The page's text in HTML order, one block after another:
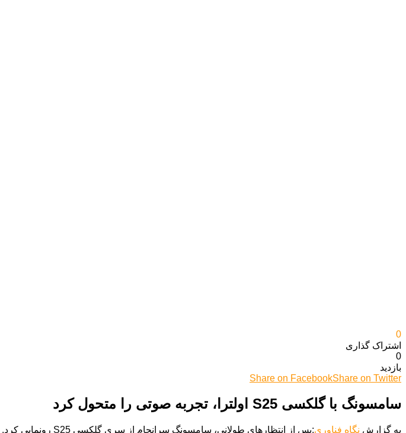
0
اشتراک گذاری‌
0
بازدید
Share on FacebookShare on Twitter
سامسونگ با گلکسی S25 اولترا، تجربه صوتی را متحول کرد
به گزارش نگاه فناوری